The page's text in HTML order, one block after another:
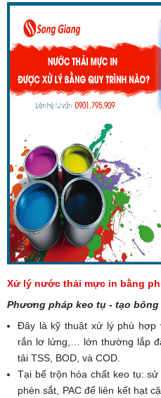
Xử lý nước thải mực in bằng
Phương pháp keo tụ - tạo bông
Đây là kỹ thuật xử lý phù hợp
rắn lơ lửng,… lớn thường lắp
tải TSS, BOD, và COD.
Tại bể trộn hóa chất keo tụ:
phèn sắt, PAC để liên kết hạt